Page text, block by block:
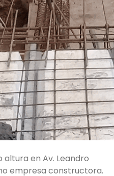
en Av. Leandro
empresa constructora.